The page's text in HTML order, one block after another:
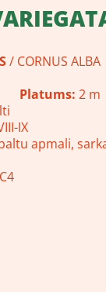
/ CORNUS ALBA
Platums: 2 m
IX
apmali,